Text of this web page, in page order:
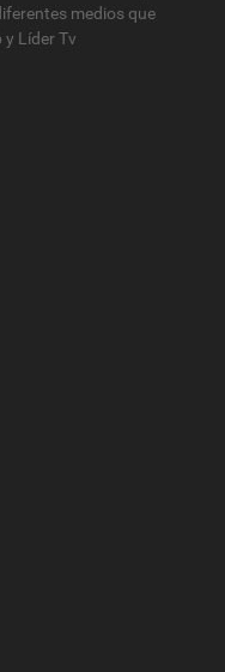
medios que
Líder Tv